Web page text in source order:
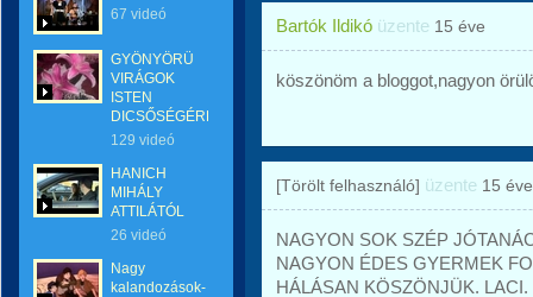
67 videó
GYÖNYÖRÜ
VIRÁGOK
ISTEN
DICSŐSÉGÉRE
129 videó
HANICH
MIHÁLY
ATTILÁTÓL
26 videó
Nagy
kalandozások-
Bartók Ildikó üzente 15 éve
köszönöm a bloggot,nagyon
[Törölt felhasználó] üzente 15 éve
NAGYON SOK SZÉP
NAGYON ÉDES GYERMEK
HÁLÁSAN KÖSZÖNJÜK. LACI.